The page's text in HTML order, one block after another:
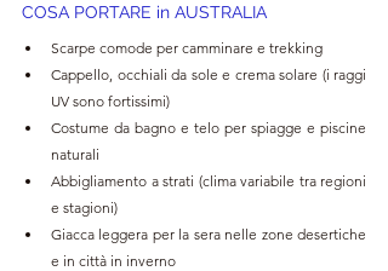
COSA PORTARE in AUSTRALIA
Scarpe comode per camminare e trekking
Cappello, occhiali da sole e crema solare (i raggi
UV sono fortissimi)
Costume da bagno e telo per spiagge e piscine
naturali
Abbigliamento a strati (clima variabile tra regioni
e stagioni)
Giacca leggera per la sera nelle zone desertiche
e in città in inverno